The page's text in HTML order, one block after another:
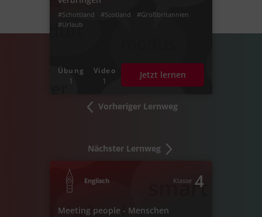
Vorheriger Lernweg
#Schottland #Scotland
#Großbritannien
#Urlaub
Übung
1
Video
1
Jetzt lernen
Nächster Lernweg
Englisch Klasse 4
Meeting people - Menschen